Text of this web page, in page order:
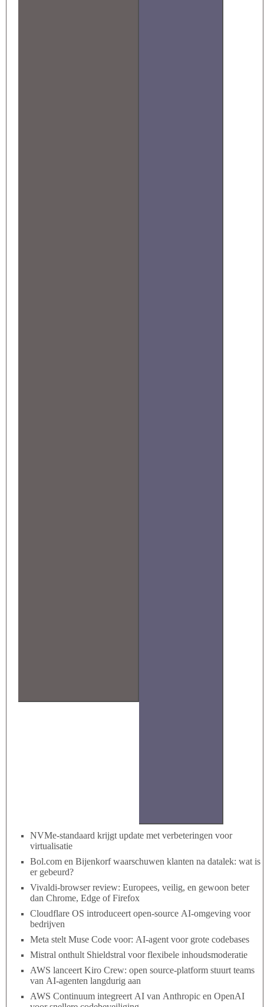
NVMe-standaard krijgt update met verbeteringen voor
virtualisatie
Bol.com en Bijenkorf waarschuwen klanten na datalek: wat is
er gebeurd?
Vivaldi-browser review: Europees, veilig, en gewoon beter
dan Chrome, Edge of Firefox
Cloudflare OS introduceert open-source AI-omgeving voor
bedrijven
Meta stelt Muse Code voor: AI-agent voor grote codebases
Mistral onthult Shieldstral voor flexibele inhoudsmoderatie
AWS lanceert Kiro Crew: open source-platform stuurt teams
van AI-agenten langdurig aan
AWS Continuum integreert AI van Anthropic en OpenAI